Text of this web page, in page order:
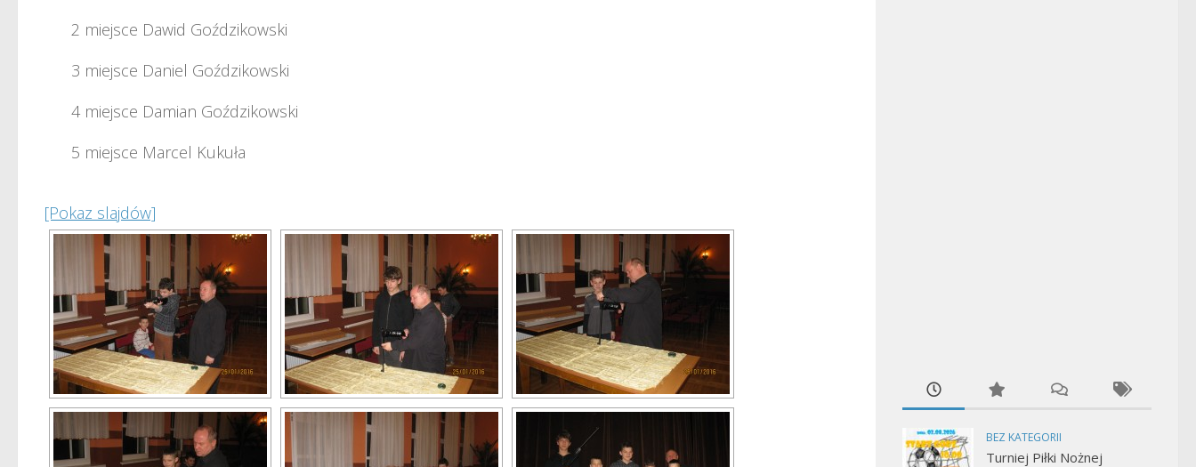
2 miejsce Dawid Goździkowski
3 miejsce Daniel Goździkowski
4 miejsce Damian Goździkowski
5 miejsce Marcel Kukuła
[Pokaz slajdów]
BEZ KATEGORII
Turniej Piłki Nożnej